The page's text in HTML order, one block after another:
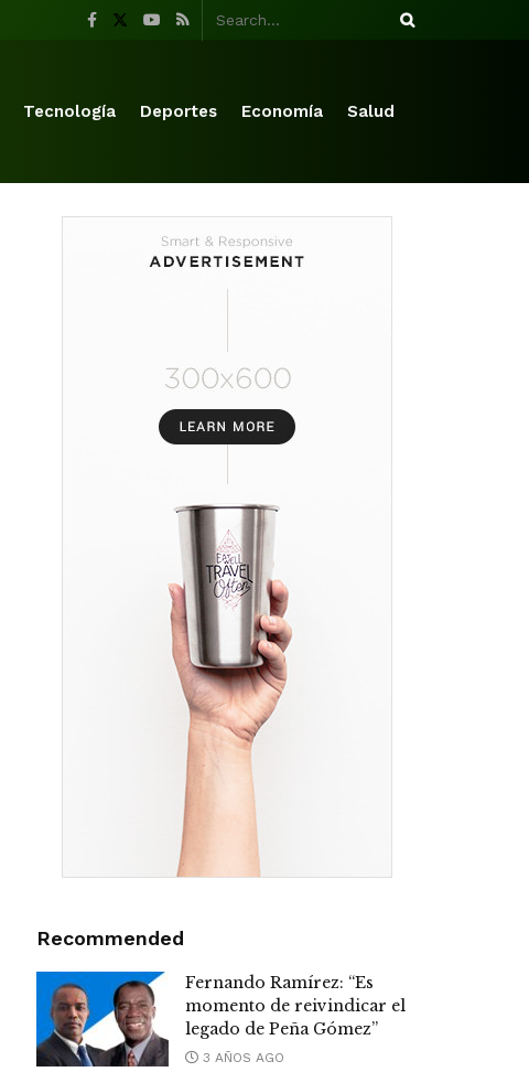
Tecnología Deportes Economía Salud
Recommended
Fernando Ramírez: “Es
momento de reivindicar el
legado de Peña Gómez”
3 AÑOS AGO